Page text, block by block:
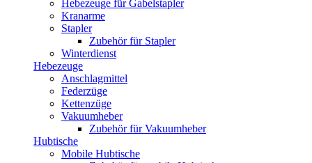
Hebezeuge für Gabelstapler
Kranarme
Stapler
Zubehör für Stapler
Winterdienst
Hebezeuge
Anschlagmittel
Federzüge
Kettenzüge
Vakuumheber
Zubehör für Vakuumheber
Hubtische
Mobile Hubtische